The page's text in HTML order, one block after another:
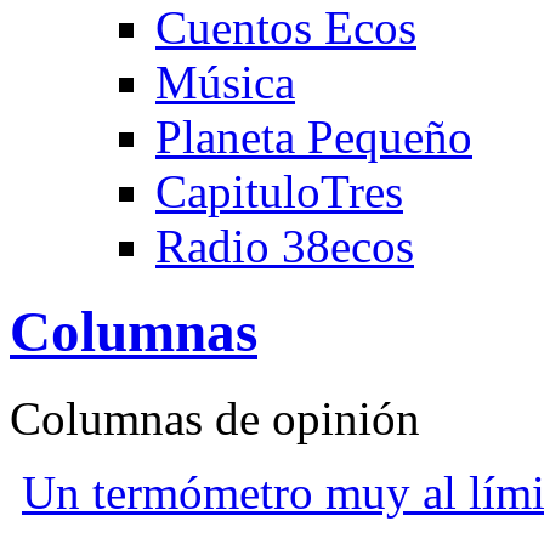
Cuentos Ecos
Música
Planeta Pequeño
CapituloTres
Radio 38ecos
Columnas
Columnas de opinión
Un termómetro muy al